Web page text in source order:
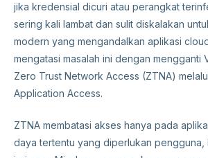
jika kredensial dicuri atau perangkat
sering kali lambat dan sulit diskalakan
modern yang mengandalkan aplikasi
mengatasi masalah ini dengan mengganti
Zero Trust Network Access (ZTNA)
Application Access.
ZTNA membatasi akses hanya pada
daya tertentu yang diperlukan pengguna,